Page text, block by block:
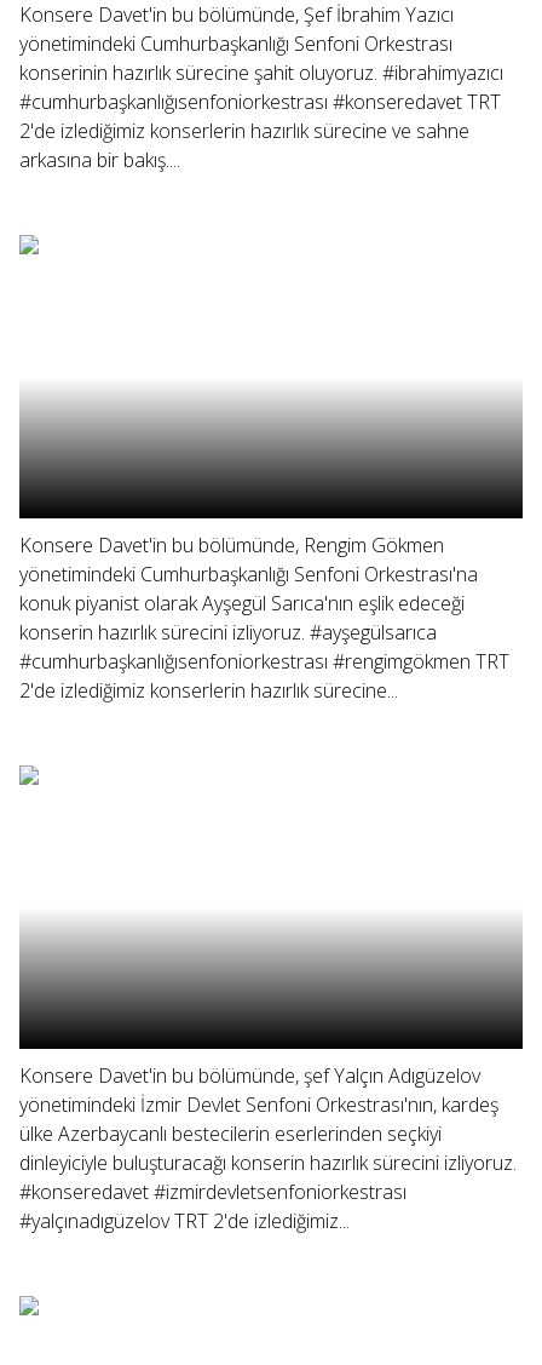
Konsere Davet'in bu bölümünde, Şef İbrahim Yazıcı
yönetimindeki Cumhurbaşkanlığı Senfoni Orkestrası
konserinin hazırlık sürecine şahit oluyoruz. #ibrahimyazıcı
#cumhurbaşkanlığısenfoniorkestrası #konseredavet TRT
2'de izlediğimiz konserlerin hazırlık sürecine ve sahne
arkasına bir bakış....
Konsere Davet'in bu bölümünde, Rengim Gökmen
yönetimindeki Cumhurbaşkanlığı Senfoni Orkestrası'na
konuk piyanist olarak Ayşegül Sarıca'nın eşlik edeceği
konserin hazırlık sürecini izliyoruz. #ayşegülsarıca
#cumhurbaşkanlığısenfoniorkestrası #rengimgökmen TRT
2'de izlediğimiz konserlerin hazırlık sürecine...
Konsere Davet'in bu bölümünde, şef Yalçın Adıgüzelov
yönetimindeki İzmir Devlet Senfoni Orkestrası'nın, kardeş
ülke Azerbaycanlı bestecilerin eserlerinden seçkiyi
dinleyiciyle buluşturacağı konserin hazırlık sürecini izliyoruz.
#konseredavet #izmirdevletsenfoniorkestrası
#yalçınadıgüzelov TRT 2'de izlediğimiz...